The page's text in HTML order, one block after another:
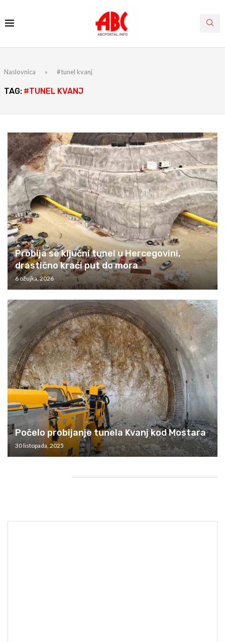
Naslovnica » #tunel kvanj
TAG: #TUNEL KVANJ
Probija se ključni tunel u Hercegovini,
drastično kraći put do mora
6 ožujka, 2026
Počelo probijanje tunela Kvanj kod Mostara
30 listopada, 2025